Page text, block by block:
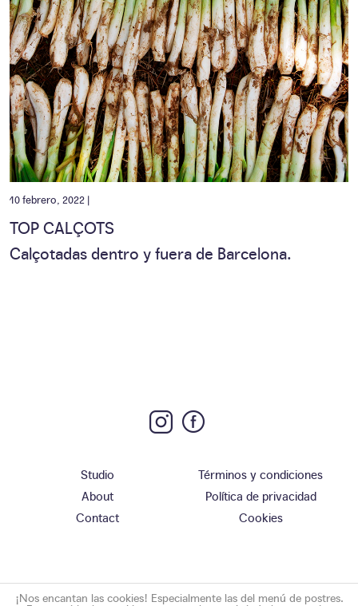
10 febrero, 2022 |
TOP CALÇOTS
Calçotadas dentro y fuera de Barcelona.
Studio
About
Contact
Términos y condiciones
Política de privacidad
Cookies
¡Nos encantan las cookies! Especialmente las del menú de postres.